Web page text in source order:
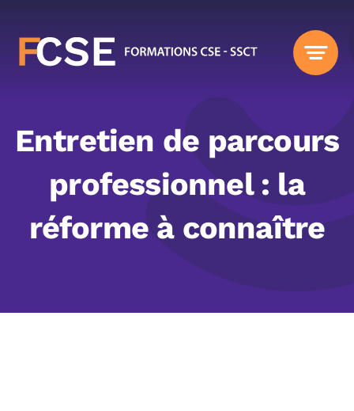
contenu
Entretien de parcours
professionnel : la
réforme à connaître